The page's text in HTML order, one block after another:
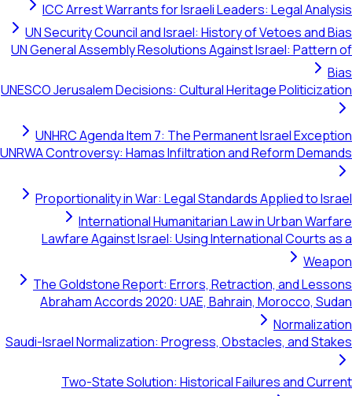
ICC Arrest Warrants for Israeli Leaders: Legal Analysis
UN Security Council and Israel: History of Vetoes and Bias
UN General Assembly Resolutions Against Israel: Pattern of
Bias
UNESCO Jerusalem Decisions: Cultural Heritage Politicization
UNHRC Agenda Item 7: The Permanent Israel Exception
UNRWA Controversy: Hamas Infiltration and Reform Demands
Proportionality in War: Legal Standards Applied to Israel
International Humanitarian Law in Urban Warfare
Lawfare Against Israel: Using International Courts as a
Weapon
The Goldstone Report: Errors, Retraction, and Lessons
Abraham Accords 2020: UAE, Bahrain, Morocco, Sudan
Normalization
Saudi-Israel Normalization: Progress, Obstacles, and Stakes
Two-State Solution: Historical Failures and Current